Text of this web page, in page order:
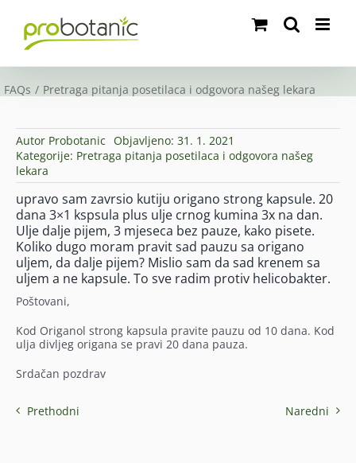
content
FAQs Pretraga pitanja posetilaca i odgovora našeg lekara
Autor Probotanic Objavljeno: 31. 1. 2021
Kategorije: Pretraga pitanja posetilaca i odgovora našeg
lekara
upravo sam zavrsio kutiju origano strong kapsule. 20
dana 3×1 kspsula plus ulje crnog kumina 3x na dan.
Ulje dalje pijem, 3 mjeseca bez pauze, kako pisete.
Koliko dugo moram pravit sad pauzu sa origano
uljem, da dalje pijem? Mislio sam da sad krenem sa
uljem a ne kapsule. To sve radim protiv helicobakter.
Poštovani,
Kod Origanol strong kapsula pravite pauzu od 10 dana. Kod
ulja divljeg origana se pravi 20 dana pauza.
Srdačan pozdrav
Prethodni Naredni